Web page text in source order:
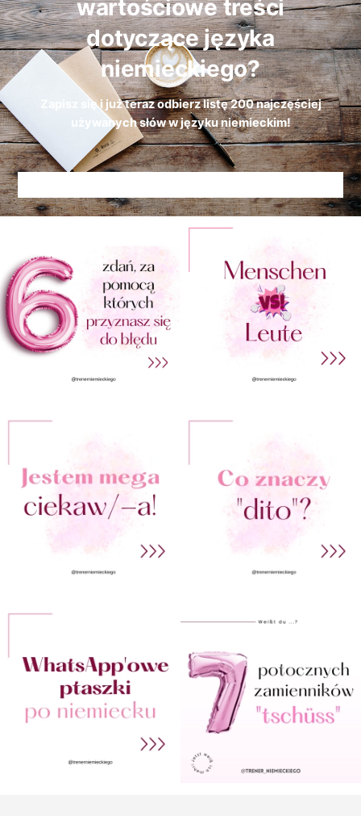
wartościowe treści
dotyczące języka
niemieckiego?
Zapisz się i już teraz odbierzlistę200 najczęściej
używanych słów w języku niemieckim!